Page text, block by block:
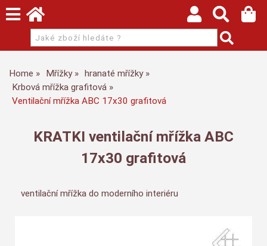
Home Mřížky
hranaté mřížky
Krbová mřížka grafitová
Ventilační mřížka ABC 17x30 grafitová
KRATKI ventilační mřížka ABC
17x30 grafitová
ventilační mřížka do moderního interiéru